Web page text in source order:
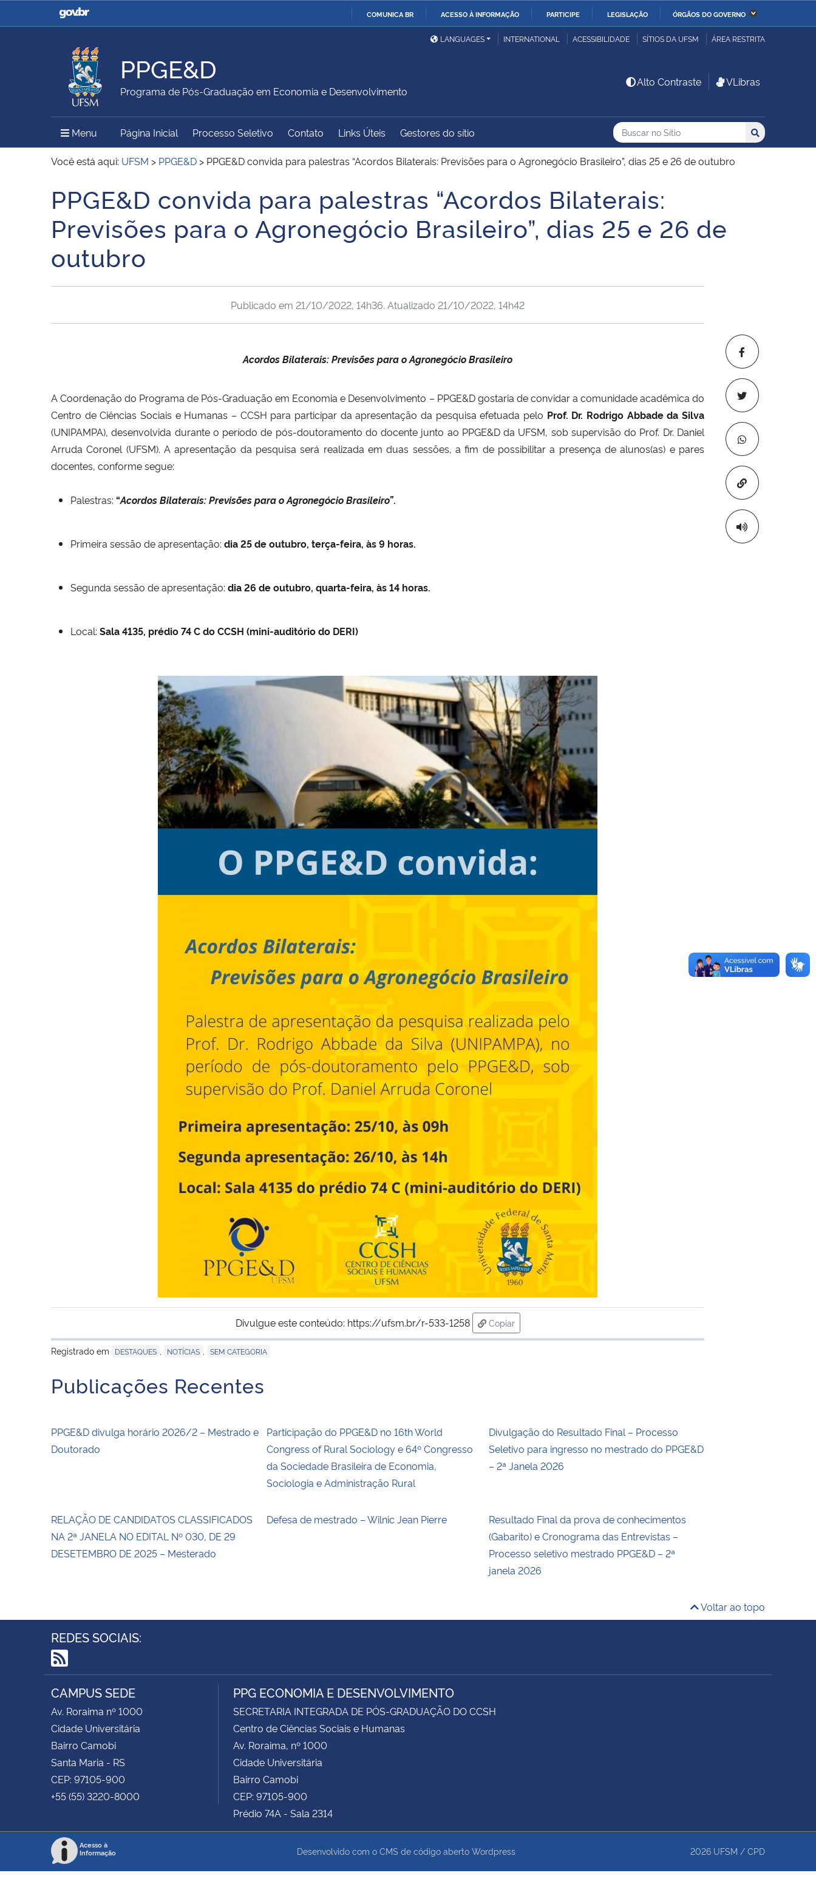
COMUNICA BR ACESSO À INFORMAÇÃO PARTICIPE LEGISLAÇÃO ÓRGÃOS DO GOVERNO
Casa Civil
Ministério da Justiça e
Ministério da Defesa
Ministério das Relações
Exteriores
Ministério da Economia Ministério da Infraestrutura
Ministério da Agricultura,
Pecuária e Abastecimento
Ministério da Educação
Ministério da Ciência,
Tecnologia, Inovações e
Ministério do Meio Ambiente Ministério do Turismo
Ministério do
Desenvolvimento Regional
Controladoria-Geral da
União
Família e dos Direitos
Secretaria de Governo
Gabinete de Segurança
Institucional
Advocacia-Geral da União Banco Central do Brasil Planalto
LANGUAGES INTERNATIONAL ACESSIBILIDADE SÍTIOS DA UFSM ÁREA RESTRITA
PPGE&D
Programa de Pós-Graduação em Economia e Desenvolvimento
Alto Contraste VLibras
Menu Menu Principal do Sítio
Página Inicial Processo Seletivo Contato Links Úteis Gestores do sítio Busca
Buscar no no Sítio
Busca: Buscar
Você está aqui: UFSM > PPGE&D > PPGE&D convida para palestras “Acordos Bilaterais: Previsões para o Agronegócio Brasileiro”, dias 25 e 26 de outubro
Início do conteúdo
PPGE&D convida para palestras “Acordos Bilaterais:
Previsões para o Agronegócio Brasileiro”, dias 25 e 26 de
outubro
Copiar para
Publicado em 21/10/2022, 14h36. Atualizado 21/10/2022, 14h42
AcordosBilaterais: Previsões para o Agronegócio Brasileiro
A Coordenação do Programa de Pós-Graduação em Economia e Desenvolvimento – PPGE&D gostaria de convidar a comunidade acadêmica do
Centro de Ciências Sociais e Humanas – CCSH para participar da apresentação da pesquisa efetuada pelo Prof. Dr. Rodrigo Abbade da Silva
(UNIPAMPA), desenvolvida durante o período de pós-doutoramento do docente junto ao PPGE&D da UFSM, sob supervisão do Prof. Dr. Daniel
Arruda Coronel (UFSM). A apresentação da pesquisa será realizada em duas sessões, a fim de possibilitar a presença de alunos(as) e pares
docentes, conforme segue:
Palestras: “AcordosBilaterais: Previsões para o Agronegócio Brasileiro”.
Primeira sessão de apresentação: dia 25 de outubro, terça-feira, às 9 horas.
Segunda sessão de apresentação: dia 26 de outubro, quarta-feira, às 14 horas.
Local: Sala 4135, prédio 74 C do CCSH (mini-auditório do DERI)
Divulgue este conteúdo: https://ufsm.br/r-533-1258
Copiar
para área de transferência
Registrado em
DESTAQUES NOTÍCIAS SEM CATEGORIA
Publicações Recentes
PPGE&D divulga horário 2026/2 – Mestrado e
Doutorado
Participação do PPGE&D no 16th World
Congress of Rural Sociology e 64º Congresso
da Sociedade Brasileira de Economia,
Sociologia e Administração Rural
Divulgação do Resultado Final – Processo
Seletivo para ingresso no mestrado do PPGE&D
– 2ª Janela 2026
RELAÇÃO DE CANDIDATOS CLASSIFICADOS
NA 2ª JANELA NO EDITAL Nº 030, DE 29
DESETEMBRO DE 2025 – Mesterado
Defesa de mestrado – Wilnic Jean Pierre
Resultado Final da prova de conhecimentos
(Gabarito) e Cronograma das Entrevistas –
Processo seletivo mestrado PPGE&D – 2ª
janela 2026
Voltar ao topo
REDES SOCIAIS:
RSS
CAMPUS SEDE
Av. Roraima nº 1000
Cidade Universitária
Bairro Camobi
Santa Maria - RS
CEP: 97105-900
+55 (55) 3220-8000
PPG ECONOMIA E DESENVOLVIMENTO
SECRETARIA INTEGRADA DE PÓS-GRADUAÇÃO DO CCSH
Centro de Ciências Sociais e Humanas
Av. Roraima, nº 1000
Cidade Universitária
Bairro Camobi
CEP: 97105-900
Prédio 74A - Sala 2314
Acesso à
Informação
Desenvolvido com o CMS de código aberto Wordpress 2026 UFSM / CPD